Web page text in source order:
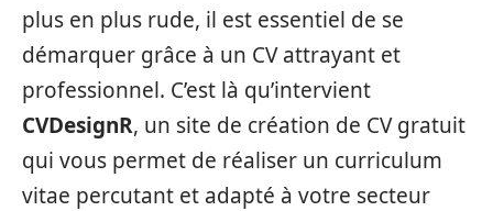
plus en plus rude, il est essentiel de se
démarquer grâce à un CV attrayant et
professionnel. C’est là qu’intervient
CVDesignR, un site de création de CV gratuit
qui vous permet de réaliser un curriculum
vitae percutant et adapté à votre secteur